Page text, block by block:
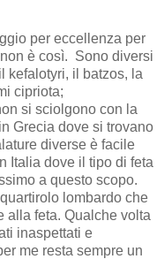
per eccellenza per
è così. Sono diversi
kefalotyri, il batzos, la
cipriota;
si sciolgono con la
Grecia dove si trovano
diverse è facile
Italia dove il tipo di feta
a questo scopo.
lombardo che
alla feta. Qualche volta
inaspettati e
me resta sempre un